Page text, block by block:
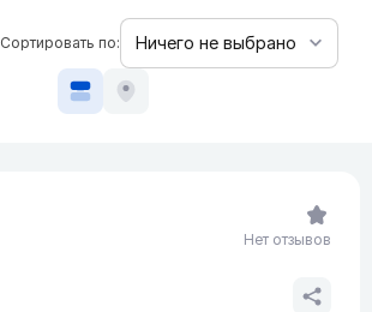
Сортировать по:
Нет отзывов